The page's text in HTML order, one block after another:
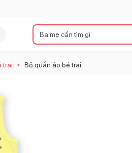
trai > Bộ quần áo bé trai